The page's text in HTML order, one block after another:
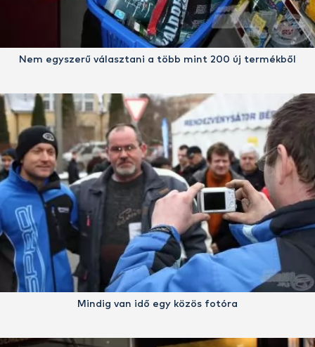
Nem egyszerű választani a több mint 200 új termékből
Mindig van idő egy közös fotóra